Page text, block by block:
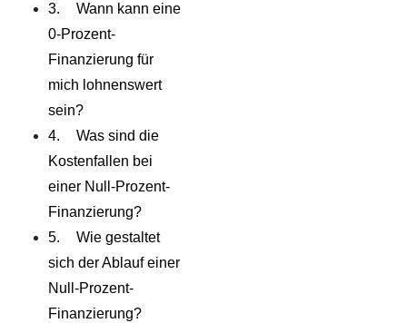
Wann kann eine
0-Prozent-
Finanzierung für
mich lohnenswert
sein?
Was sind die
Kostenfallen bei
einer Null-Prozent-
Finanzierung?
Wie gestaltet
sich der Ablauf einer
Null-Prozent-
Finanzierung?